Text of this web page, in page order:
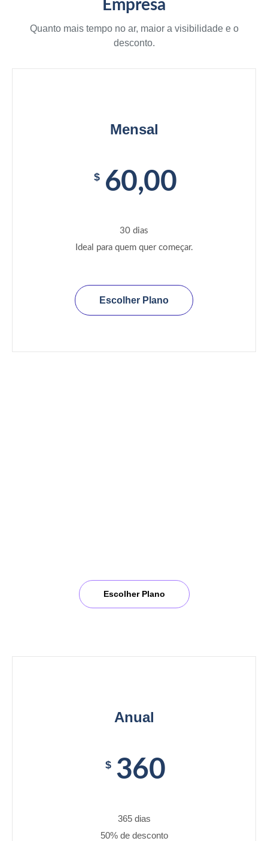
Empresa
Quanto mais tempo no ar, maior a visibilidade e o
desconto.
Mensal
$ 60,00
30 dias
Ideal para quem quer começar.
Escolher Plano
Escolher Plano
Anual
$ 360
365 dias
50% de desconto